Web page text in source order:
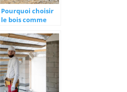
Pourquoi choisir
le bois comme
principal de sa
maison ?